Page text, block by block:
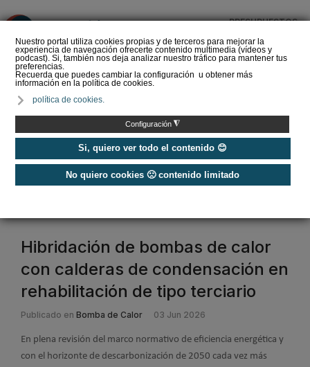
Nuestro portal utiliza cookies propias y de terceros para mejorar la
experiencia de navegación ofrecerte contenido multimedia (vídeos y
podcast). Si, también nos deja analizar nuestro tráfico para mantener tus
preferencias.
Recuerda que puedes cambiar la configuración u obtener más
información en la política de cookies.
política de cookies.
Configuración ◮
Si, quiero ver todo el contenido 😊
No quiero cookies 🙁 contenido limitado
PRESUPUESTOS
del Amperio (Episodio 3)
Etiquetas / calderas de condensación
Hibridación de bombas de calor
con calderas de condensación en
rehabilitación de tipo terciario
Publicado en Bomba de Calor 03 Jun 2026
En plena revisión del marco normativo de eficiencia energética y
con el horizonte de descarbonización de 2050 cada vez más